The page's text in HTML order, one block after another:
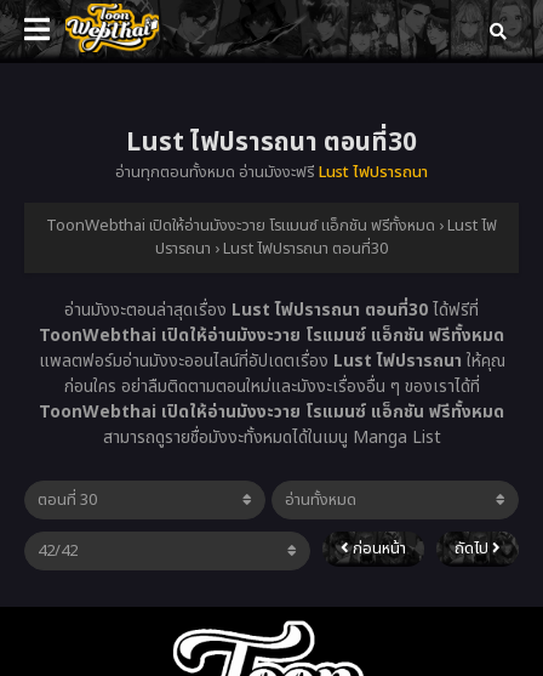
Lust ไฟปรารถนา ตอนที่30
อ่านทุกตอนทั้งหมด อ่านมังงะฟรี Lust ไฟปรารถนา
ToonWebthai เปิดให้อ่านมังงะวาย โรแมนซ์ แอ็กชัน ฟรีทั้งหมด › Lust ไฟ
ปรารถนา › Lust ไฟปรารถนา ตอนที่30
อ่านมังงะตอนล่าสุดเรื่อง Lust ไฟปรารถนา ตอนที่30ได้ฟรีที่
ToonWebthai เปิดให้อ่านมังงะวาย โรแมนซ์ แอ็กชัน ฟรีทั้งหมด
แพลตฟอร์มอ่านมังงะออนไลน์ที่อัปเดตเรื่อง Lust ไฟปรารถนา ให้คุณ
ก่อนใคร อย่าลืมติดตามตอนใหม่และมังงะเรื่องอื่น ๆ ของเราได้ที่
ToonWebthai เปิดให้อ่านมังงะวาย โรแมนซ์ แอ็กชัน ฟรีทั้งหมด
สามารถดูรายชื่อมังงะทั้งหมดได้ในเมนู Manga List
ก่อนหน้า ถัดไป